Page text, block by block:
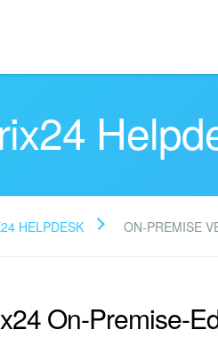
HELPDESK ON-PREMISE
On-Premise-